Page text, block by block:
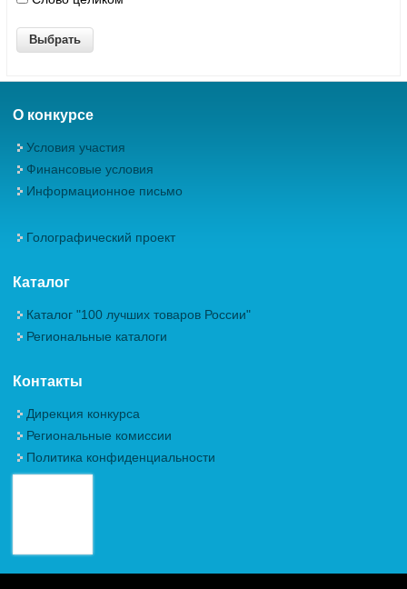
О конкурсе
Условия участия
Финансовые условия
Информационное письмо
Голографический проект
Каталог
Каталог "100 лучших товаров России"
Региональные каталоги
Контакты
Дирекция конкурса
Региональные комиссии
Политика конфиденциальности